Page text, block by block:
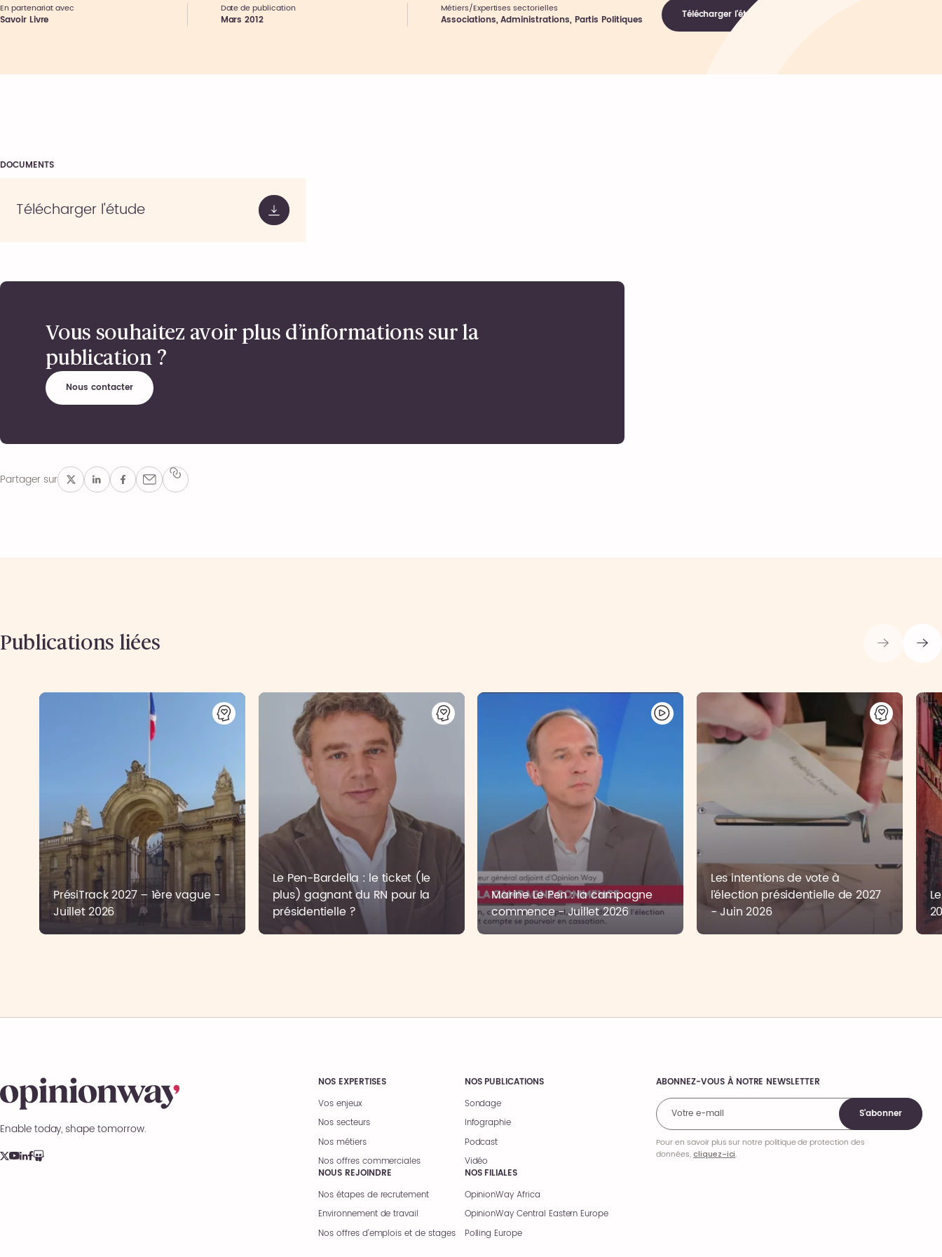
En partenariat avec
Savoir Livre
Date de publication
Mars 2012
Métiers/Expertises sectorielles
Associations, Administrations, Partis Politiques Télécharger l'étude
DOCUMENTS
Télécharger l'étude
Vous souhaitez avoir plus d’informations sur la
publication ?
Nous contacter
Partager sur
Publications liées
PrésiTrack 2027 – 1ère vague -
Juillet 2026
Le Pen-Bardella : le ticket (le
plus) gagnant du RN pour la
présidentielle ?
Marine Le Pen : la campagne
commence - Juillet 2026
Les intentions de vote à
l’élection présidentielle de 2027
- Juin 2026
Enable today, shape tomorrow.
NOS EXPERTISES
Vos enjeux
Nos secteurs
Nos métiers
Nos offres commerciales
NOS PUBLICATIONS
Sondage
Infographie
Podcast
Vidéo
NOUS REJOINDRE
Nos étapes de recrutement
Environnement de travail
Nos offres d’emplois et de stages
NOS FILIALES
OpinionWay Africa
OpinionWay Central Eastern Europe
Polling Europe
Comments
ABONNEZ-VOUS À NOTRE NEWSLETTER
S'abonner
Pour en savoir plus sur notre politique de protection des
données,cliquez-ici.